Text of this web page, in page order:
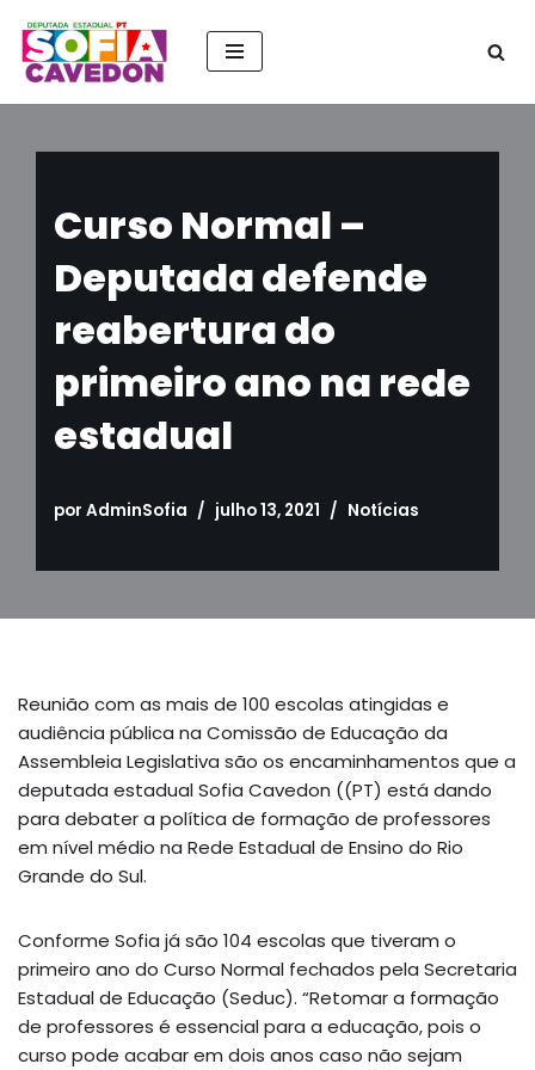
Pular
conteúdo
Curso Normal –
Deputada defende
reabertura do
primeiro ano na rede
estadual
por AdminSofia julho 13, 2021 Notícias
Reunião com as mais de 100 escolas atingidas e
audiência pública na Comissão de Educação da
Assembleia Legislativa são os encaminhamentos que a
deputada estadual Sofia Cavedon ((PT) está dando
para debater a política de formação de professores
em nível médio na Rede Estadual de Ensino do Rio
Grande do Sul.
Conforme Sofia já são 104 escolas que tiveram o
primeiro ano do Curso Normal fechados pela Secretaria
Estadual de Educação (Seduc). “Retomar a formação
de professores é essencial para a educação, pois o
curso pode acabar em dois anos caso não sejam